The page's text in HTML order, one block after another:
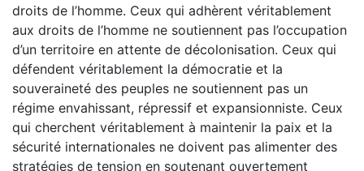
droits de l’homme. Ceux qui adhèrent véritablement
aux droits de l’homme ne soutiennent pas l’occupation
d’un territoire en attente de décolonisation. Ceux qui
défendent véritablement la démocratie et la
souveraineté des peuples ne soutiennent pas un
régime envahissant, répressif et expansionniste. Ceux
qui cherchent véritablement à maintenir la paix et la
sécurité internationales ne doivent pas alimenter des
stratégies de tension en soutenant ouvertement